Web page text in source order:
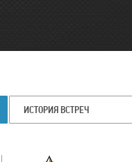
ИСТОРИЯ ВСТРЕЧ